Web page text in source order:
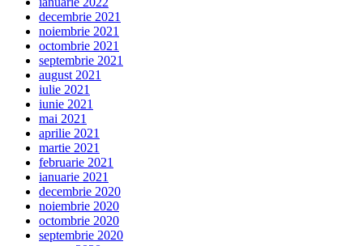
decembrie 2021
noiembrie 2021
octombrie 2021
septembrie 2021
august 2021
iulie 2021
iunie 2021
mai 2021
aprilie 2021
martie 2021
februarie 2021
ianuarie 2021
decembrie 2020
noiembrie 2020
octombrie 2020
septembrie 2020